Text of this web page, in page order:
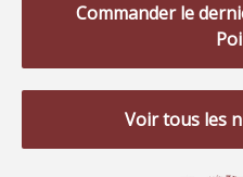
Commander le
Voir tous les